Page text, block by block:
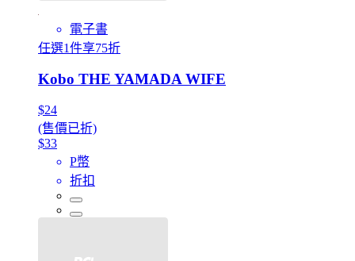
電子書
任選1件享75折
Kobo THE YAMADA WIFE
$24
(售價已折)
$33
P幣
折扣